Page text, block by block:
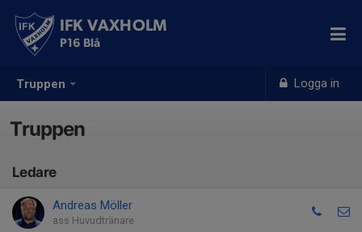
Truppen Logga in
IFK VAXHOLM
P16 Blå
Truppen
Ledare
Andreas Möller
ass Huvudtränare